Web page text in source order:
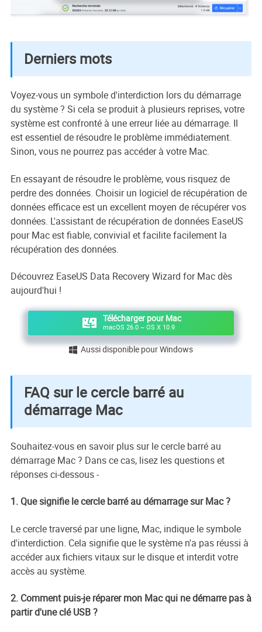
Derniers mots
Voyez-vous un symbole d'interdiction lors du démarrage
du système ? Si cela se produit à plusieurs reprises, votre
système est confronté à une erreur liée au démarrage. Il
est essentiel de résoudre le problème immédiatement.
Sinon, vous ne pourrez pas accéder à votre Mac.
En essayant de résoudre le problème, vous risquez de
perdre des données. Choisir un logiciel de récupération de
données efficace est un excellent moyen de récupérer vos
données. L'assistant de récupération de données EaseUS
pour Mac est fiable, convivial et facilite facilement la
récupération des données.
Découvrez EaseUS Data Recovery Wizard for Mac dès
aujourd'hui !
Télécharger pour Mac
macOS 26.0 ~ OS X 10.9
 Aussi disponible pour Windows
FAQ sur le cercle barré au
démarrage Mac
Souhaitez-vous en savoir plus sur le cercle barré au
démarrage Mac ? Dans ce cas, lisez les questions et
réponses ci-dessous -
1. Que signifie le cercle barré au démarrage sur Mac ?
Le cercle traversé par une ligne, Mac, indique le symbole
d'interdiction. Cela signifie que le système n'a pas réussi à
accéder aux fichiers vitaux sur le disque et interdit votre
accès au système.
2. Comment puis-je réparer mon Mac qui ne démarre pas à
partir d'une clé USB ?